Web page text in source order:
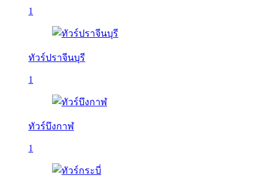
1
ทัวร์ปราจีนบุรี
1
ทัวร์บึงกาฬ
1